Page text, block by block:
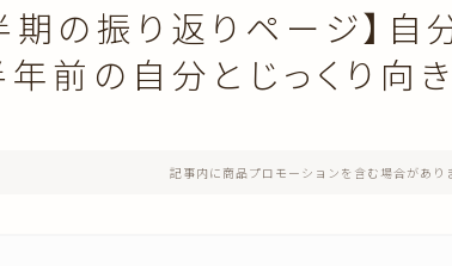
きえフ
健康・
おうち
期の振り返りページ】自
年前の自分とじっくり向
記事内に商品プロモーションを含む場合があり